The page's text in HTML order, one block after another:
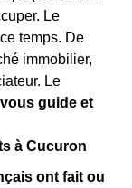
Le
temps. De
immobilier,
Le
vous guide et
à Cucuron
ont fait ou